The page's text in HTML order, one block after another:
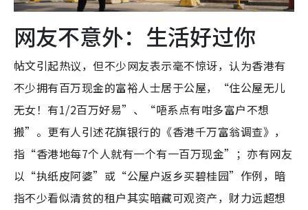
网友不意外：生活好过你
帖文引起热议，但不少网友表示毫不惊讶，认为香港有
不少拥有百万现金的富裕人士居于公屋，“住公屋无儿
无女！有1/2百万好易”、“唔系点有咁多富户不想
搬”。更有人引述花旗银行的《香港千万富翁调查》，
指“香港地每7个人就有一个有一百万现金”；亦有网友
以“执纸皮阿婆”或“公屋户返乡买碧桂园”作例，暗
指不少看似清贫的租户其实暗藏可观资产，财力远超想